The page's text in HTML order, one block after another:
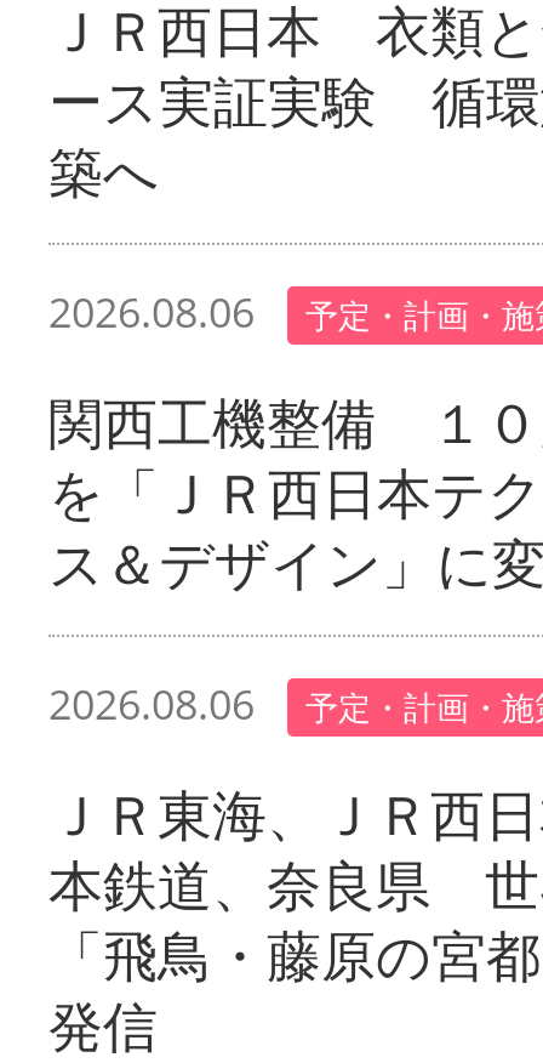
ＪＲ西日本 衣類
ース実証実験 循
築へ
2026.08.06 予定・計画・
関西工機整備 １
を「ＪＲ西日本テ
ス＆デザイン」に
2026.08.06 予定・計画・
ＪＲ東海、ＪＲ西
本鉄道、奈良県
「飛鳥・藤原の宮
発信